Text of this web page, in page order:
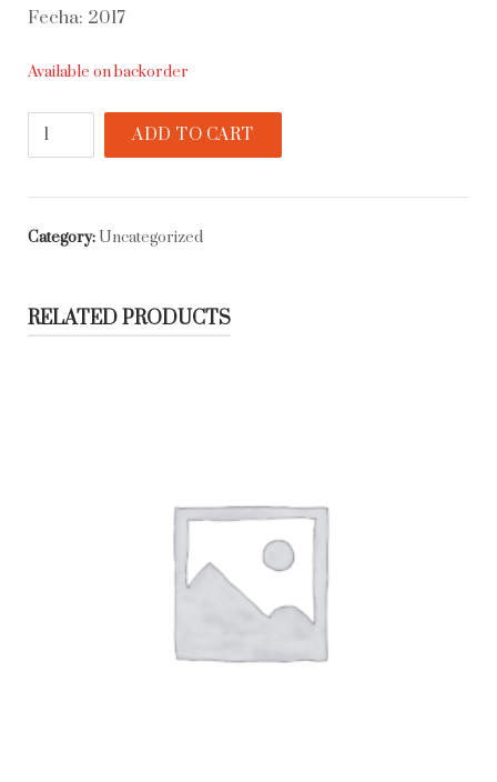
Fecha: 2017
Available on backorder
Diarios
quantity
ADD TO CART
Category:Uncategorized
RELATED PRODUCTS